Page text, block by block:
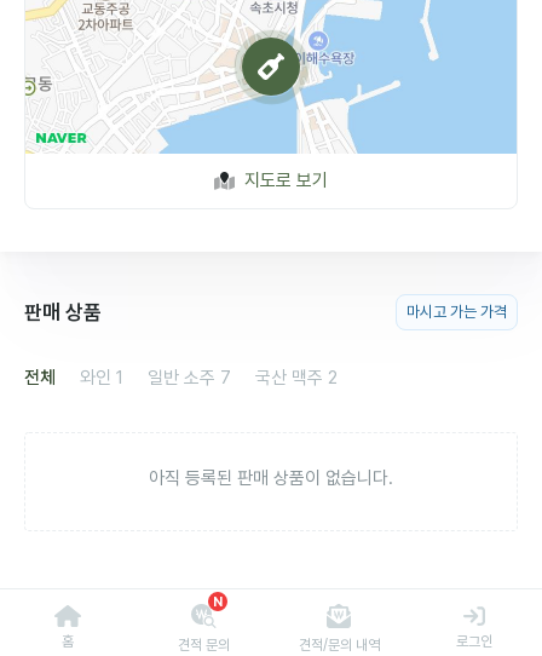
지도로 보기
판매 상품 마시고 가는 가격
전체 와인 1 일반 소주 7 국산 맥주 2
아직 등록된 판매 상품이 없습니다.
홈
N
견적 문의 견적/문의 내역 로그인